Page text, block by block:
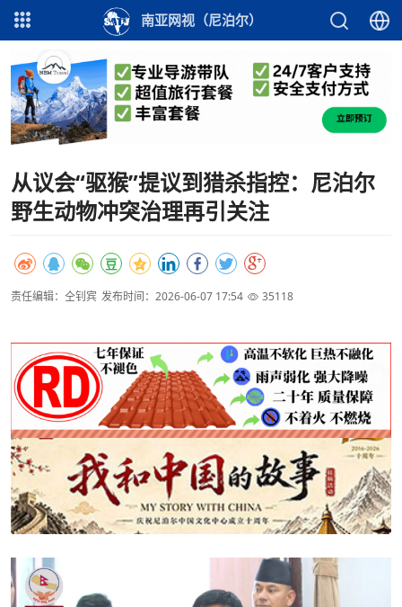
南亚网视（尼泊尔）
从议会“驱猴”提议到猎杀指控：尼泊尔
野生动物冲突治理再引关注
责任编辑：仝钊宾 发布时间：2026-06-07 17:54 35118